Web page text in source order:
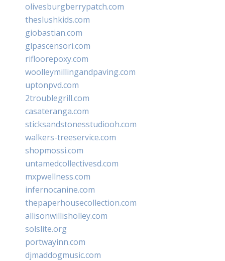
olivesburgberrypatch.com
theslushkids.com
giobastian.com
glpascensori.com
rifloorepoxy.com
woolleymillingandpaving.com
uptonpvd.com
2troublegrill.com
casateranga.com
sticksandstonesstudiooh.com
walkers-treeservice.com
shopmossi.com
untamedcollectivesd.com
mxpwellness.com
infernocanine.com
thepaperhousecollection.com
allisonwillisholley.com
solslite.org
portwayinn.com
djmaddogmusic.com